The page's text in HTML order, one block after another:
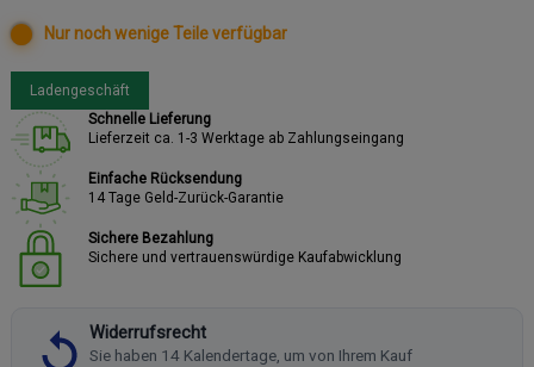
Nur noch wenige Teile verfügbar
Ladengeschäft
Schnelle Lieferung
Lieferzeit ca. 1-3 Werktage ab Zahlungseingang
Einfache Rücksendung
14 Tage Geld-Zurück-Garantie
Sichere Bezahlung
Sichere und vertrauenswürdige Kaufabwicklung
Widerrufsrecht
Sie haben 14 Kalendertage, um von Ihrem Kauf